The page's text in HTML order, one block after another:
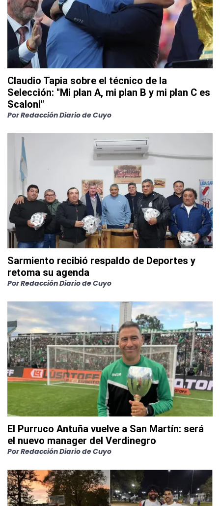
Claudio Tapia sobre el técnico de la
Selección: "Mi plan A, mi plan B y mi plan C es
Scaloni"
PorRedacción Diario de Cuyo
Sarmiento recibió respaldo de Deportes y
retoma su agenda
PorRedacción Diario de Cuyo
El Purruco Antuña vuelve a San Martín: será
el nuevo manager del Verdinegro
PorRedacción Diario de Cuyo